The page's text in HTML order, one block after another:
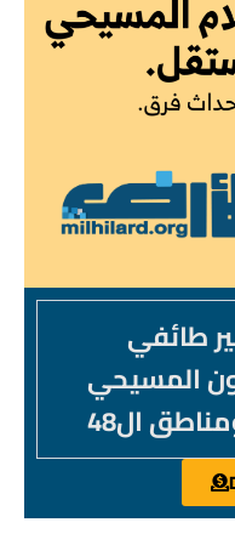
طائفي
المسيحي
ال48